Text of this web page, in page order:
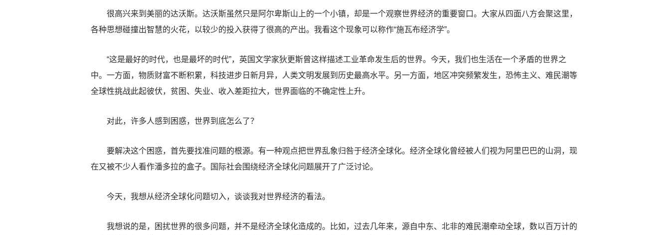
很高兴来到美丽的达沃斯。达沃斯虽然只是阿尔卑斯山上的一个小镇，却是一个观察世界经济的重要窗口。大家从四面八方会聚这里，
各种思想碰撞出智慧的火花，以较少的投入获得了很高的产出。我看这个现象可以称作“施瓦布经济学”。
“这是最好的时代，也是最坏的时代”，英国文学家狄更斯曾这样描述工业革命发生后的世界。今天，我们也生活在一个矛盾的世界之
中。一方面，物质财富不断积累，科技进步日新月异，人类文明发展到历史最高水平。另一方面，地区冲突频繁发生，恐怖主义、难民潮等
全球性挑战此起彼伏，贫困、失业、收入差距拉大，世界面临的不确定性上升。
对此，许多人感到困惑，世界到底怎么了？
要解决这个困惑，首先要找准问题的根源。有一种观点把世界乱象归咎于经济全球化。经济全球化曾经被人们视为阿里巴巴的山洞，现
在又被不少人看作潘多拉的盒子。国际社会围绕经济全球化问题展开了广泛讨论。
今天，我想从经济全球化问题切入，谈谈我对世界经济的看法。
我想说的是，困扰世界的很多问题，并不是经济全球化造成的。比如，过去几年来，源自中东、北非的难民潮牵动全球，数以百万计的